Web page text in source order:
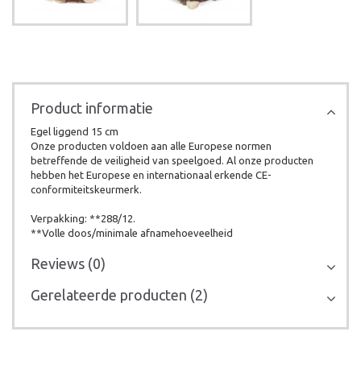
Product informatie
Egel liggend 15 cm
Onze producten voldoen aan alle Europese normen
betreffende de veiligheid van speelgoed. Al onze producten
hebben het Europese en internationaal erkende CE-
conformiteitskeurmerk.
Verpakking: **288/12.
**Volle doos/minimale afnamehoeveelheid
Reviews (0)
Gerelateerde producten (2)